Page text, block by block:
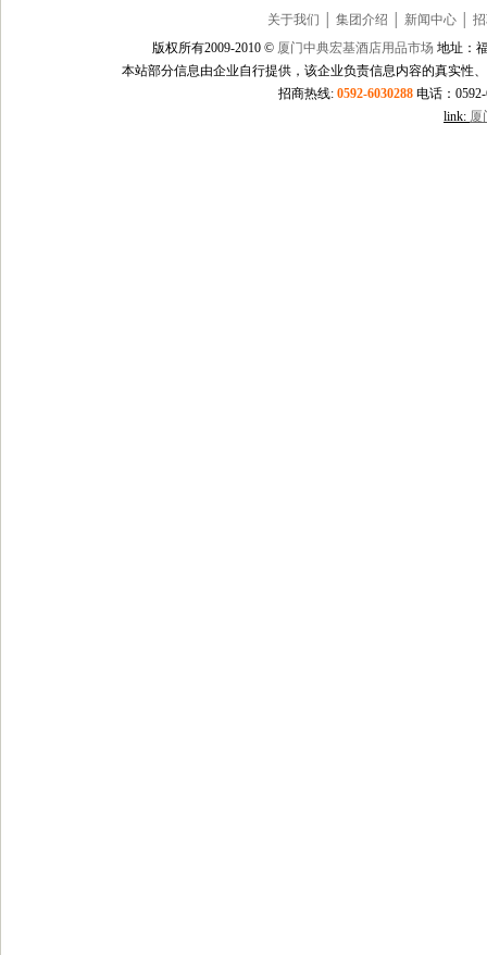
关于我们 集团介绍 新闻中心│
版权所有2009-2010 © 厦门中典宏基酒店用品市场 地址：
本站部分信息由企业自行提供，该企业负责信息内容的真实性
招商热线: 0592-6030288 电话：
link: 厦